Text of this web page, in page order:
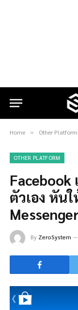
Home » Other Platform
OTHER PLATFORM
ตัวเอง หัน
By ZeroSystem